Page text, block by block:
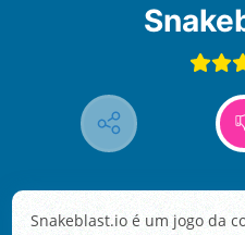
Snakeblast.io é um jogo da